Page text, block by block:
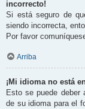
incorrecto!
Si está seguro de
siendo incorrecta,
Por favor
Arriba
¡Mi idioma no está
Esto se puede deber
de su idioma para el